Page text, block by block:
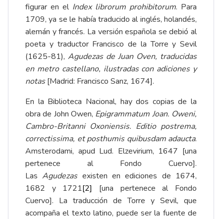
figurar en el Index librorum prohibitorum. Para
1709, ya se le había traducido al inglés, holandés,
alemán y francés. La versión española se debió al
poeta y traductor Francisco de la Torre y Sevil
(1625-81), Agudezas de Juan Oven, traducidas
en metro castellano, ilustradas con adiciones y
notas[Madrid: Francisco Sanz, 1674].
En la Biblioteca Nacional, hay dos copias de la
obra de John Owen, Epigrammatum Joan. Oweni,
Cambro-Britanni Oxoniensis. Editio postrema,
correctissima, et posthumis quibusdam adaucta.
Amsterodami, apud Lud. Elzevirium, 1647 [una
pertenece al Fondo Cuervo].
LasAgudezasexisten en ediciones de 1674,
1682 y 1721[2]
[una pertenece al Fondo
Cuervo]. La traducción de Torre y Sevil, que
acompaña el texto latino, puede ser la fuente de